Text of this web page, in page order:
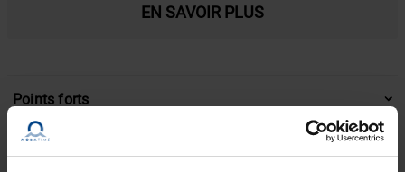
EN SAVOIR PLUS
Points forts
PTP GRANDMASTER ET PRTC